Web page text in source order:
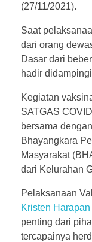
(27/11/2021).
Saat
dari orang
Dasar dari
hadir
Kegiatan
SATGAS
bersama
Bhayangkara
Masyarakat
dari Kelurahan
Pelaksanaan
Kristen
penting dari
tercapainya